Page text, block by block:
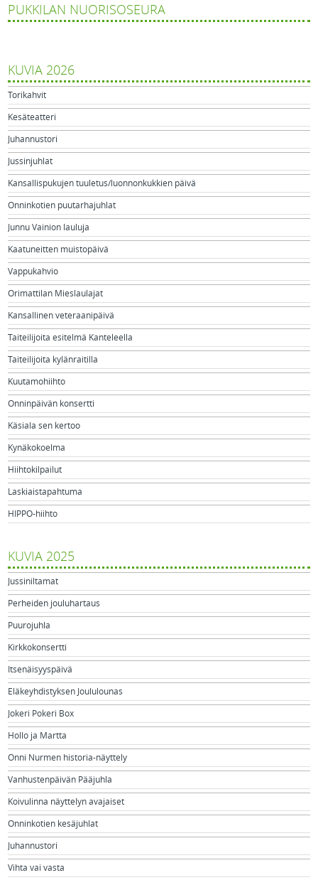
PUKKILAN NUORISOSEURA
KUVIA 2026
Torikahvit
Kesäteatteri
Juhannustori
Jussinjuhlat
Kansallispukujen tuuletus/luonnonkukkien päivä
Onninkotien puutarhajuhlat
Junnu Vainion lauluja
Kaatuneitten muistopäivä
Vappukahvio
Orimattilan Mieslaulajat
Kansallinen veteraanipäivä
Taiteilijoita esitelmä Kanteleella
Taiteilijoita kylänraitilla
Kuutamohiihto
Onninpäivän konsertti
Käsiala sen kertoo
Kynäkokoelma
Hiihtokilpailut
Laskiaistapahtuma
HIPPO-hiihto
KUVIA 2025
Jussiniltamat
Perheiden jouluhartaus
Puurojuhla
Kirkkokonsertti
Itsenäisyyspäivä
Eläkeyhdistyksen Joululounas
Jokeri Pokeri Box
Hollo ja Martta
Onni Nurmen historia-näyttely
Vanhustenpäivän Pääjuhla
Koivulinna näyttelyn avajaiset
Onninkotien kesäjuhlat
Juhannustori
Vihta vai vasta